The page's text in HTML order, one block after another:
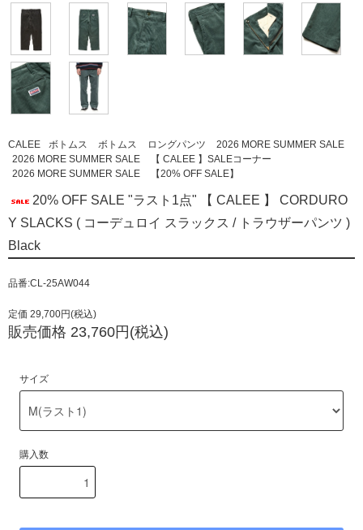
CALEE ボトムス ボトムス ロングパンツ
2026 MORE SUMMER SALE
2026 MORE SUMMER SALE
【 CALEE 】SALEコーナー
2026 MORE SUMMER SALE
【20% OFF SALE】
20% OFF SALE "ラスト1点" 【 CALEE 】 CORDURO
Y SLACKS ( コーデュロイ スラックス / トラウザーパンツ )
Black
品番:CL-25AW044
定価 29,700円(税込)
販売価格 23,760円(税込)
サイズ
購入数